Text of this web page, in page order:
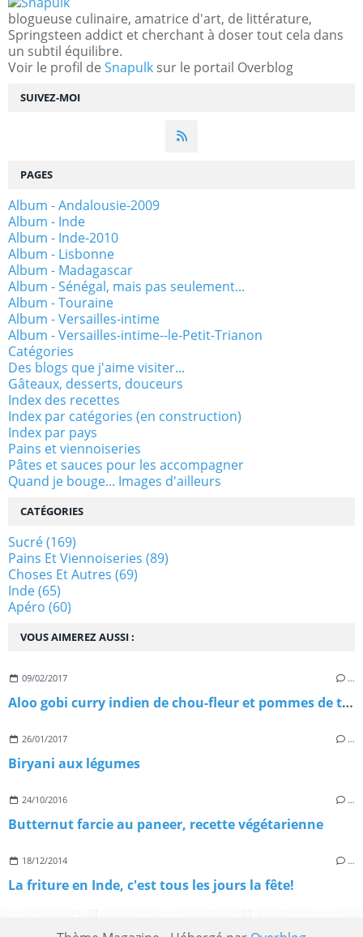
SUIVEZ-MOI
blogueuse culinaire, amatrice d'art, de littérature,
Springsteen addict et cherchant à doser tout cela dans
un subtil équilibre.
Voir le profil de Snapulk sur le portail Overblog
VOUS AIMEREZ AUSSI :
09/02/2017 …
Aloo gobi curry indien de chou-fleur et pommes de terre
26/01/2017 …
Biryani aux légumes
24/10/2016 …
Butternut farcie au paneer, recette végétarienne
18/12/2014 …
La friture en Inde, c'est tous les jours la fête!
PAGES
Album - Andalousie-2009
Album - Inde
Album - Inde-2010
Album - Lisbonne
Album - Madagascar
Album - Sénégal, mais pas seulement...
Album - Touraine
Album - Versailles-intime
Album - Versailles-intime--le-Petit-Trianon
Catégories
Des blogs que j'aime visiter...
Gâteaux, desserts, douceurs
Index des recettes
Index par catégories (en construction)
Index par pays
Pains et viennoiseries
Pâtes et sauces pour les accompagner
Quand je bouge... Images d'ailleurs
CATÉGORIES
Sucré(169)
Pains Et Viennoiseries (89)
Choses Et Autres (69)
Inde(65)
Apéro (60)